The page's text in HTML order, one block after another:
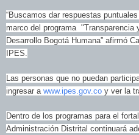
“Buscamos dar respuestas
marco del programa "Transparencia
Desarrollo Bogotá Humana” afirmó
IPES.
Las personas que no puedan
ingresar a www.ipes.gov.co y ver la
Dentro de los programas para el
Administración Distrital continuará